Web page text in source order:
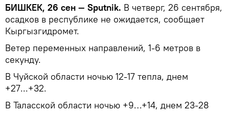
БИШКЕК, 26 сен — Sputnik. В четверг, 26 сентября,
осадков в республике не ожидается, сообщает
Кыргызгидромет.
Ветер переменных направлений, 1-6 метров в
секунду.
В Чуйской области ночью 12-17 тепла, днем
+27...+32.
В Таласской области ночью +9…+14, днем 23-28